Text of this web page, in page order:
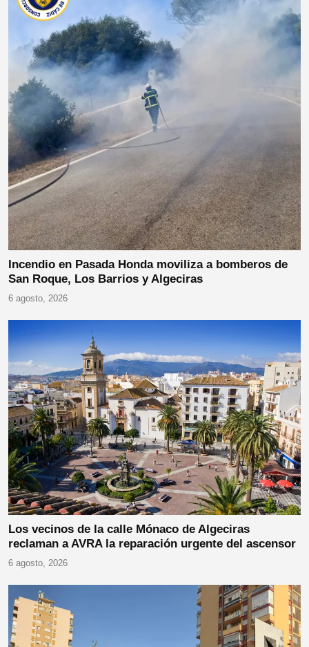
Incendio en Pasada Honda moviliza a bomberos de
San Roque, Los Barrios y Algeciras
6 agosto, 2026
Los vecinos de la calle Mónaco de Algeciras
reclaman a AVRA la reparación urgente del ascensor
6 agosto, 2026